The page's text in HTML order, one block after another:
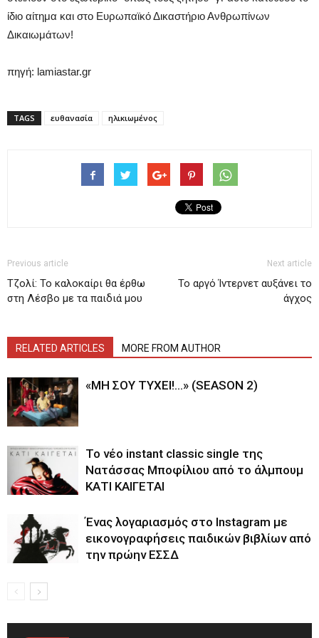
ίδιο αίτημα και στο Ευρωπαϊκό Δικαστήριο Ανθρωπίνων
Δικαιωμάτων!
πηγή: lamiastar.gr
TAGS ευθανασία ηλικιωμένος
Previous article
Τζολί: Το καλοκαίρι θα έρθω
στη Λέσβο με τα παιδιά μου
Next article
Το αργό Ίντερνετ αυξάνει το
άγχος
RELATED ARTICLES MORE FROM AUTHOR
«ΜΗ ΣΟΥ ΤΥΧΕΙ!…» (SEASON 2)
Το νέο instant classic single της
Νατάσσας Μποφίλιου από το άλμπουμ
ΚΑΤΙ ΚΑΙΓΕΤΑΙ
Ένας λογαριασμός στο Instagram με
εικονογραφήσεις παιδικών βιβλίων από
την πρώην ΕΣΣΔ